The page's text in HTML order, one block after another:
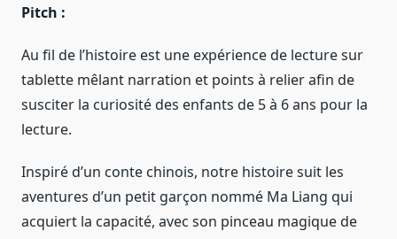
Pitch :
Au fil de l’histoire est une expérience de lecture sur
tablette mêlant narration et points à relier afin de
susciter la curiosité des enfants de 5 à 6 ans pour la
lecture.
Inspiré d’un conte chinois, notre histoire suit les
aventures d’un petit garçon nommé Ma Liang qui
acquiert la capacité, avec son pinceau magique de